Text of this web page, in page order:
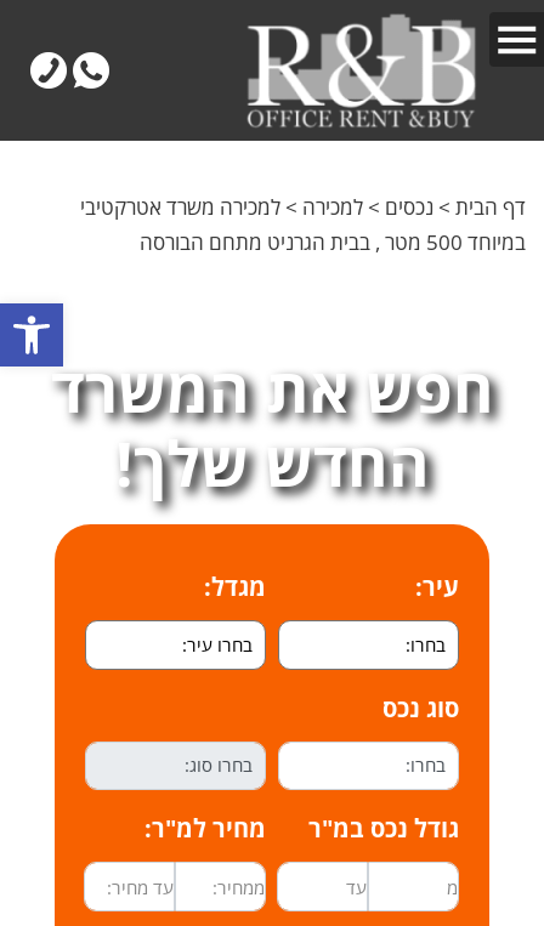
דף הבית > נכסים > למכירה > למכירה משרד אטרקטיבי
במיוחד 500 מטר , בבית הגרניט מתחם הבורסה
חפש את המשרד
החדש שלך!
עיר: מגדל:
סוג נכס
גודל נכס במ"ר מחיר למ"ר: